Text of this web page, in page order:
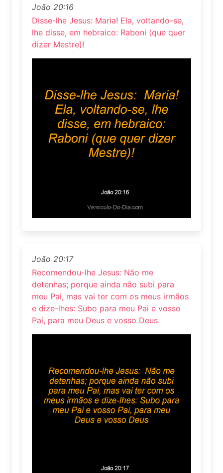
João 20:16
Disse-lhe Jesus: Maria! Ela, voltando-se,
lhe disse, em hebraico: Raboni (que quer
dizer Mestre)!
João 20:17
Recomendou-lhe Jesus: Não me
detenhas; porque ainda não subi para
meu Pai, mas vai ter com os meus irmãos
e dize-lhes: Subo para meu Pai e vosso
Pai, para meu Deus e vosso Deus.